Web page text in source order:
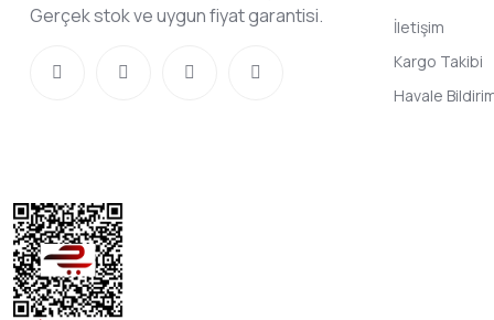
Gerçek stok ve uygun fiyat garantisi.
İletişim
Kargo Takibi
Havale